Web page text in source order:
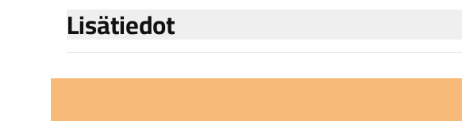
Lisätiedot